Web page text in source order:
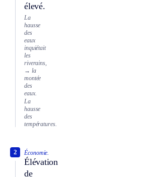
élevé.
La
hausse
des
eaux
inquiétait
les
riverains,
→ la
montée
des
eaux.
La
hausse
des
températures.
Économie.
Élévation
de
2